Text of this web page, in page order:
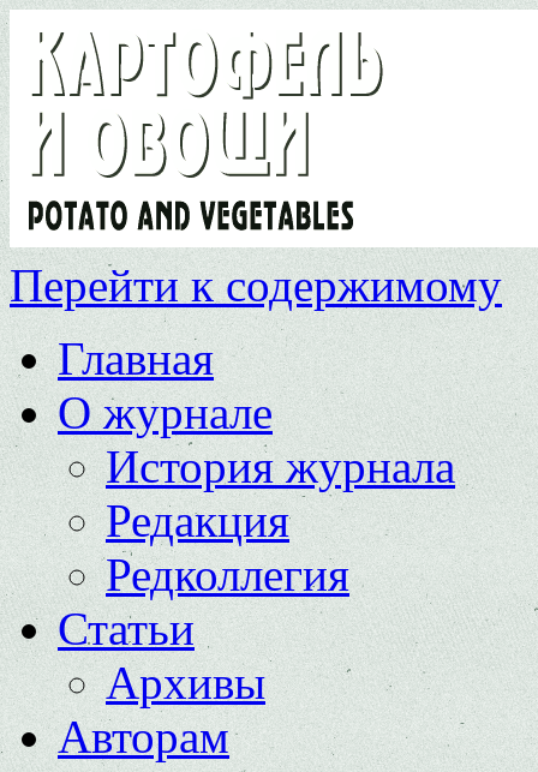
Перейти к содержимому
Главная
О журнале
История журнала
Редакция
Редколлегия
Статьи
Архивы
Авторам